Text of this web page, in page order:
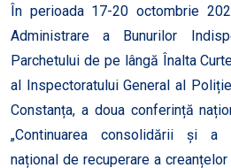
În perioada 17-20 octombrie
Administrare a Bunurilor
Parchetului de pe lângă Înalta
al Inspectoratului General al
Constanța, a doua conferință
„Continuarea consolidării și a
național de recuperare a